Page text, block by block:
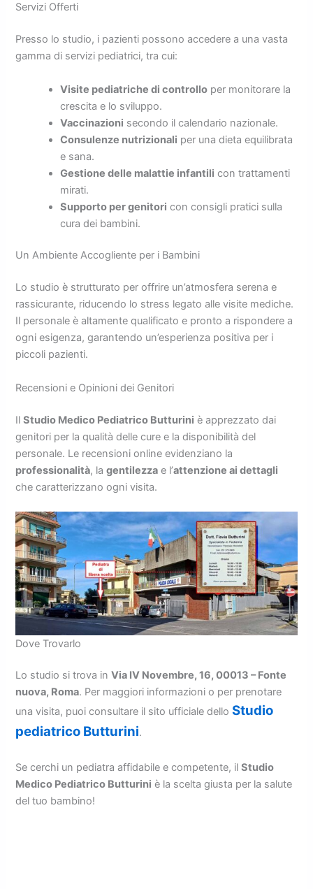
Servizi Offerti
Presso lo studio, i pazienti possono accedere a una vasta
gamma di servizi pediatrici, tra cui:
Visite pediatriche di controllo per monitorare la
crescita e lo sviluppo.
Vaccinazioni secondo il calendario nazionale.
Consulenze nutrizionali per una dieta equilibrata
e sana.
Gestione delle malattie infantili con trattamenti
mirati.
Supporto per genitori con consigli pratici sulla
cura dei bambini.
Un Ambiente Accogliente per i Bambini
Lo studio è strutturato per offrire un’atmosfera serena e
rassicurante, riducendo lo stress legato alle visite mediche.
Il personale è altamente qualificato e pronto a rispondere a
ogni esigenza, garantendo un’esperienza positiva per i
piccoli pazienti.
Recensioni e Opinioni dei Genitori
IlStudio Medico Pediatrico Butturini è apprezzato dai
genitori per la qualità delle cure e la disponibilità del
personale. Le recensioni online evidenziano la
professionalità, lagentilezza e l’attenzione ai dettagli
che caratterizzano ogni visita.
Dove Trovarlo
Lo studio si trova inVia IV Novembre, 16, 00013 – Fonte
nuova, Roma. Per maggiori informazioni o per prenotare
una visita, puoi consultare il sito ufficiale delloStudio
pediatrico Butturini.
Se cerchi un pediatra affidabile e competente, ilStudio
Medico Pediatrico Butturini è la scelta giusta per la salute
del tuo bambino!